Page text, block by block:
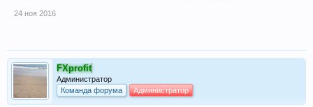
24 ноя 2016
FXprofit
Администратор
Команда форума
Администратор